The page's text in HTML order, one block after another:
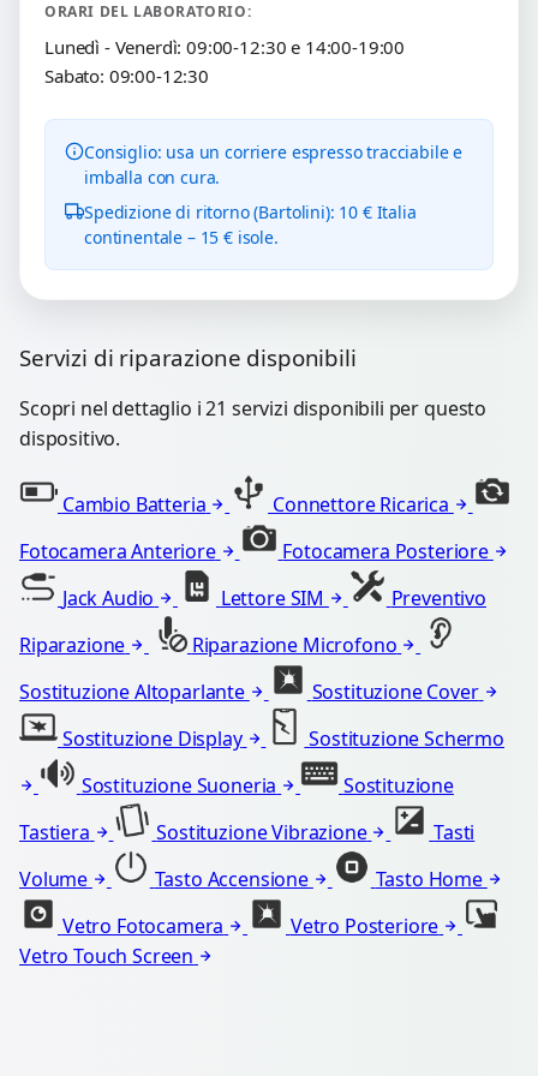
ORARI DEL LABORATORIO:
Lunedì - Venerdì: 09:00-12:30 e 14:00-19:00
Sabato: 09:00-12:30
Consiglio: usa un corriere espresso tracciabile e
imballa con cura.
Spedizione di ritorno (Bartolini): 10 € Italia
continentale – 15 € isole.
Servizi di riparazione disponibili
Scopri nel dettaglio i 21 servizi disponibili per questo
dispositivo.
Cambio Batteria
Connettore Ricarica
Fotocamera Anteriore
Fotocamera Posteriore
Jack Audio
Lettore SIM
Preventivo
Riparazione
Riparazione Microfono
Sostituzione Altoparlante
Sostituzione Cover
Sostituzione Display
Sostituzione Schermo
Sostituzione Suoneria
Sostituzione
Tastiera
Sostituzione Vibrazione
Tasti
Volume
Tasto Accensione
Tasto Home
Vetro Fotocamera
Vetro Posteriore
Vetro Touch Screen